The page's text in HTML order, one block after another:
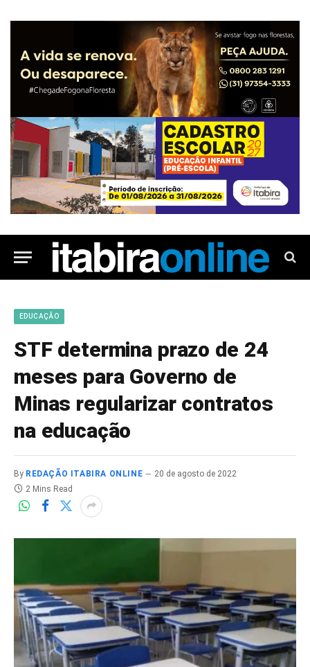
EDUCAÇÃO
STF determina prazo de 24
meses para Governo de
Minas regularizar contratos
na educação
By REDAÇÃO ITABIRA ONLINE
20 de agosto de 2022
2 Mins Read